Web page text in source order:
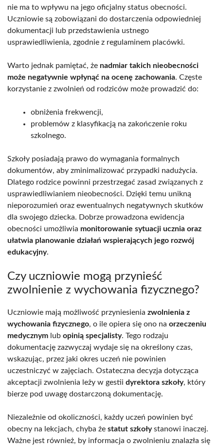
nie ma to wpływu na jego oficjalny status obecności.
Uczniowie są zobowiązani do dostarczenia odpowiedniej
dokumentacji lub przedstawienia ustnego
usprawiedliwienia, zgodnie z regulaminem placówki.
Warto jednak pamiętać, że nadmiar takich nieobecności
może negatywnie wpłynąć na ocenę zachowania. Częste
korzystanie z zwolnień od rodziców może prowadzić do:
obniżenia frekwencji,
problemów z klasyfikacją na zakończenie roku
szkolnego.
Szkoły posiadają prawo do wymagania formalnych
dokumentów, aby zminimalizować przypadki nadużycia.
Dlatego rodzice powinni przestrzegać zasad związanych z
usprawiedliwianiem nieobecności. Dzięki temu unikną
nieporozumień oraz ewentualnych negatywnych skutków
dla swojego dziecka. Dobrze prowadzona ewidencja
obecności umożliwia monitorowanie sytuacji ucznia oraz
ułatwia planowanie działań wspierających jego rozwój
edukacyjny.
Czy uczniowie mogą przynieść
zwolnienie z wychowania fizycznego?
Uczniowie mają możliwość przyniesienia zwolnienia z
wychowania fizycznego, o ile opiera się ono na orzeczeniu
medycznym lub opinią specjalisty. Tego rodzaju
dokumentację zazwyczaj wydaje się na określony czas,
wskazując, przez jaki okres uczeń nie powinien
uczestniczyć w zajęciach. Ostateczna decyzja dotycząca
akceptacji zwolnienia leży w gestii dyrektora szkoły, który
bierze pod uwagę dostarczoną dokumentację.
Niezależnie od okoliczności, każdy uczeń powinien być
obecny na lekcjach, chyba że statut szkołystanowi inaczej.
Ważne jest również, by informacja o zwolnieniu znalazła się